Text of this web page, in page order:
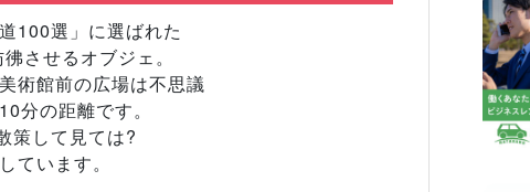
100選」に選ばれた
させるオブジェ。
術館前の広場は不思議
分の距離です。
策して見ては?
ています。